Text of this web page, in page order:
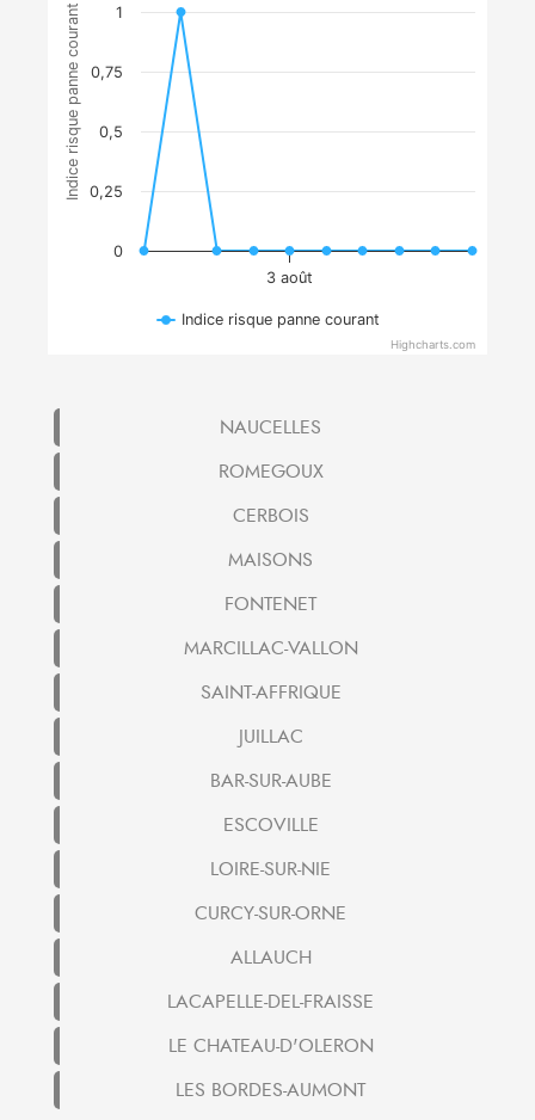
Indice risque panne courant
3 août
0
0,25
0,5
0,75
1
Indice risque panne courant
Highcharts.com
NAUCELLES
ROMEGOUX
CERBOIS
MAISONS
FONTENET
MARCILLAC-VALLON
SAINT-AFFRIQUE
JUILLAC
BAR-SUR-AUBE
ESCOVILLE
LOIRE-SUR-NIE
CURCY-SUR-ORNE
ALLAUCH
LACAPELLE-DEL-FRAISSE
LE CHATEAU-D'OLERON
LES BORDES-AUMONT